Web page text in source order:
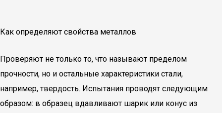
Как определяют свойства металлов
Проверяют не только то, что называют пределом
прочности, но и остальные характеристики стали,
например, твердость. Испытания проводят следующим
образом: в образец вдавливают шарик или конус из